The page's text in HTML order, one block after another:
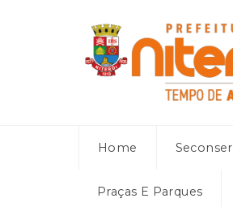
Home Seconser
Praças E Parques